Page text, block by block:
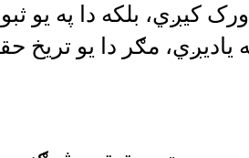
کیږي، بلکه دا په یو
یادیږي، مګر دا یو